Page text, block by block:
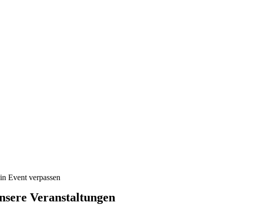
Event verpassen
Veranstaltungen